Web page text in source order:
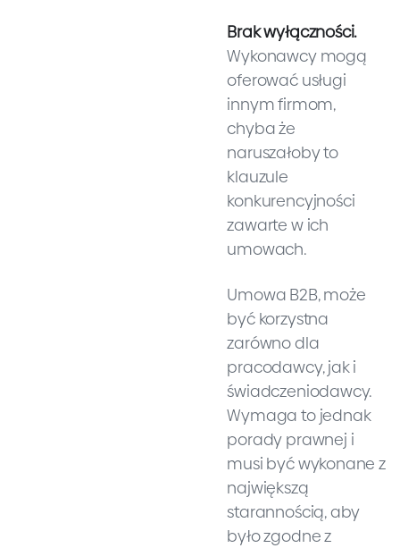
Brak wyłączności.
Wykonawcy mogą
oferować usługi
innym firmom,
chyba że
naruszałoby to
klauzule
konkurencyjności
zawarte w ich
umowach.
Umowa B2B, może
być korzystna
zarówno dla
pracodawcy, jak i
świadczeniodawcy.
Wymaga to jednak
porady prawnej i
musi być wykonane z
największą
starannością, aby
było zgodne z